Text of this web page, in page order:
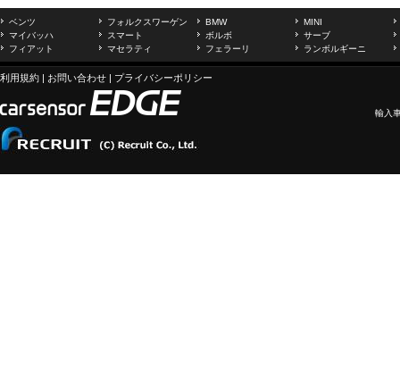
ベンツ フォルクスワーゲン BMW
MINI
マイバッハ
スマート ボルボ
サーブ
フィアット
マセラティ フェラーリ ランボルギーニ
利用規約 | お問い合わせ | プライバシーポリシー
輸入